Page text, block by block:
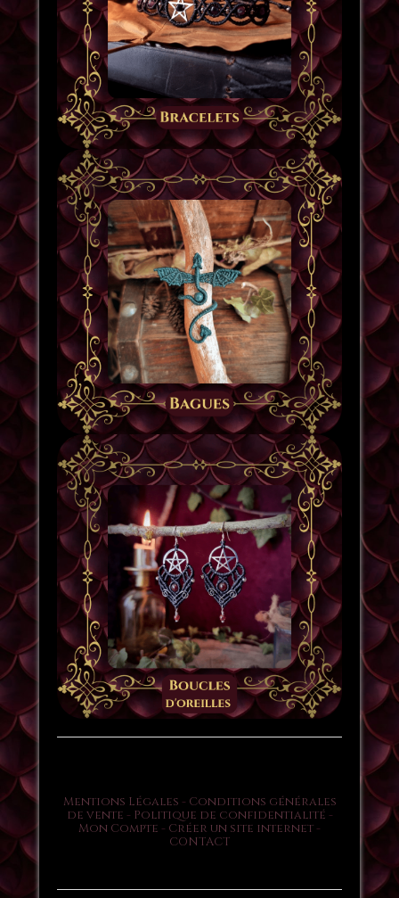
Mentions Légales
Conditions générales
de vente
Politique de confidentialité
Mon Compte
Créer un site internet
CONTACT